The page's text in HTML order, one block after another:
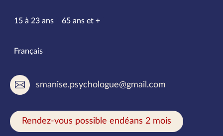
Tranches d’âge
15 à 23 ans 65 ans et +
Langues parlées
Français
smanise.psychologue@gmail.com
Rendez-vous possible endéans 2 mois